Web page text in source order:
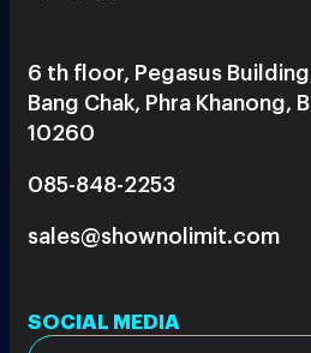
6 th floor, Pegasus
Bang Chak, Phra Khanong,
10260
085-848-2253
sales@shownolimit.com
SOCIAL MEDIA